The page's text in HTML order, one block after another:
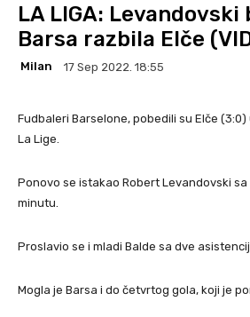
LA LIGA:
Barsa razbila Elče
Milan 17 Sep 2022. 18:55
Fudbaleri Barselone, pobedili su Elče
La Lige.
Ponovo se istakao Robert Levandovski sa
minutu.
Proslavio se i mladi Balde sa dve
Mogla je Barsa i do četvrtog gola, koji je